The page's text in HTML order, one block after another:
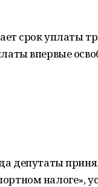
срок уплаты
впервые
депутаты
налоге»,